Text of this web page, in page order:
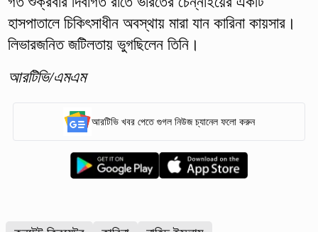
হাসপাতালে চিকিৎসাধীন অবস্থায় মারা যান কারিনা কায়সার।
লিভারজনিত জটিলতায় ভুগছিলেন তিনি।
আরটিভি/এমএম
আরটিভি খবর পেতে গুগল নিউজ চ্যানেল ফলো করুন